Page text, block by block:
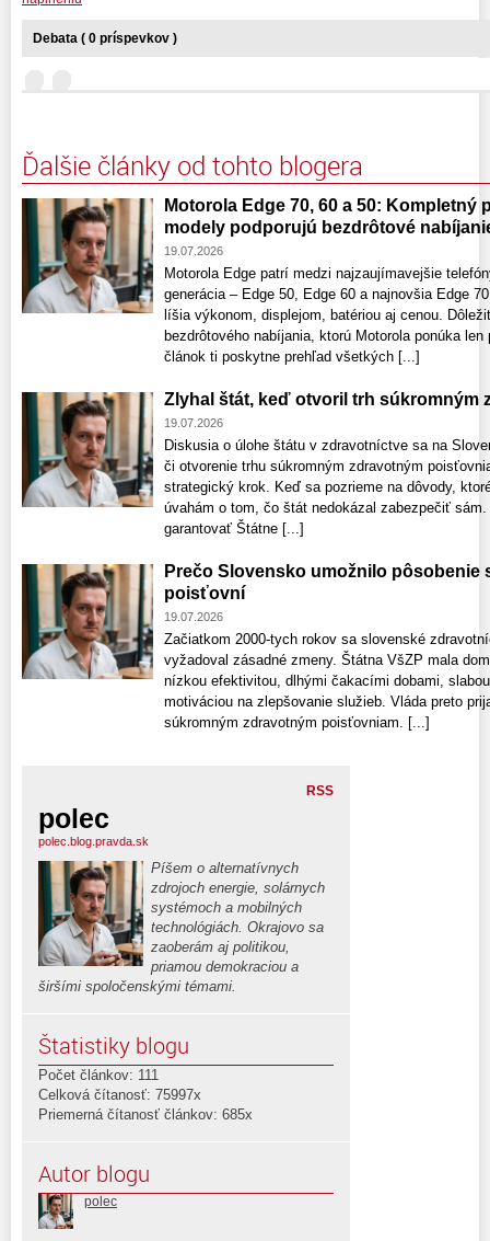
Debata ( 0 príspevkov )
Ďalšie články od tohto blogera
Motorola Edge 70, 60 a 50:
modely podporujú bezdrôtové
19.07.2026
Motorola Edge patrí medzi najzaujímavejšie
generácia – Edge 50, Edge 60 a najnovšia Edge
líšia výkonom, displejom, batériou aj cenou.
bezdrôtového nabíjania, ktorú Motorola ponúka
článok ti poskytne prehľad všetkých [...]
Zlyhal štát, keď otvoril trh súkromným
19.07.2026
Diskusia o úlohe štátu v zdravotníctve sa na
či otvorenie trhu súkromným zdravotným
strategický krok. Keď sa pozrieme na dôvody,
úvahám o tom, čo štát nedokázal zabezpečiť
garantovať Štátne [...]
Prečo Slovensko umožnilo
poisťovní
19.07.2026
Začiatkom 2000‑tych rokov sa slovenské
vyžadoval zásadné zmeny. Štátna VšZP mala
nízkou efektivitou, dlhými čakacími dobami,
motiváciou na zlepšovanie služieb. Vláda preto
súkromným zdravotným poisťovniam. [...]
RSS
polec
polec.blog.pravda.sk
Píšem o alternatívnych
zdrojoch energie, solárnych
systémoch a mobilných
technológiách. Okrajovo sa
zaoberám aj politikou,
priamou demokraciou a
širšími spoločenskými témami.
Štatistiky blogu
Počet článkov: 111
Celková čítanosť: 75997x
Priemerná čítanosť článkov: 685x
Autor blogu
polec